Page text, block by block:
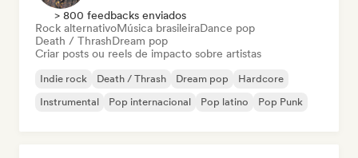
> 800 feedbacks enviados
Rock alternativoMúsica brasileiraDance pop
Death / ThrashDream pop
Criar posts ou reels de impacto sobre artistas
Indie rock Death / Thrash Dream pop
Hardcore
Instrumental
Pop internacional Pop latino Pop Punk